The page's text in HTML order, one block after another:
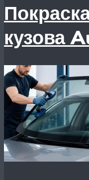
кузова